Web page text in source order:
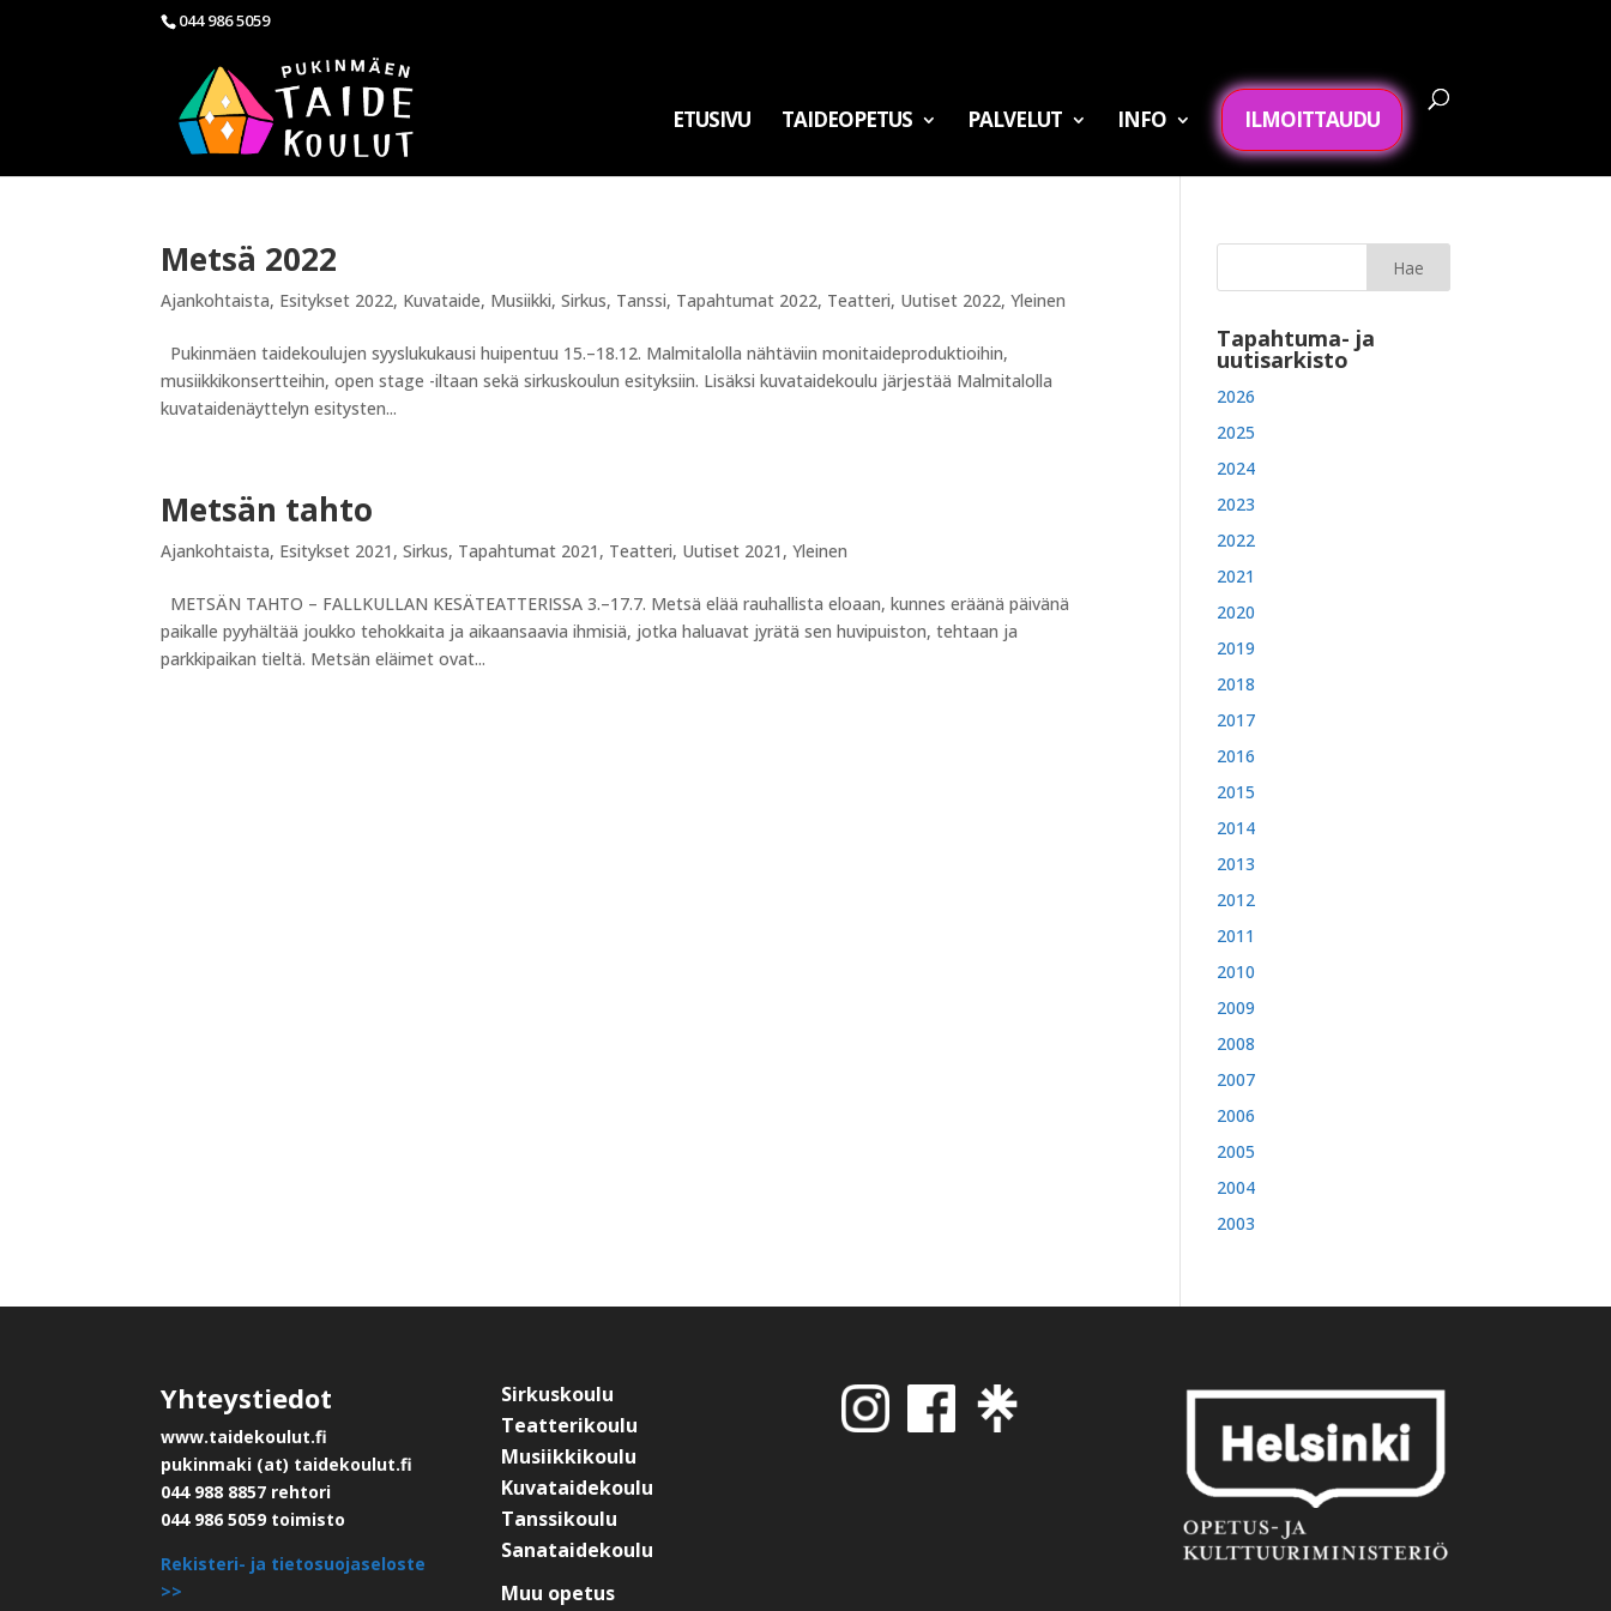
044 986 5059
ETUSIVU TAIDEOPETUS PALVELUT INFO ILMOITTAUDU
Metsä 2022
Ajankohtaista, Esitykset 2022, Kuvataide, Musiikki,Sirkus, Tanssi, Tapahtumat 2022, Teatteri, Uutiset 2022,Yleinen
Pukinmäen taidekoulujen syyslukukausi huipentuu 15.–18.12. Malmitalolla nähtäviin monitaideproduktioihin,
musiikkikonsertteihin, open stage -iltaan sekä sirkuskoulun esityksiin. Lisäksi kuvataidekoulu järjestää Malmitalolla
kuvataidenäyttelyn esitysten...
Metsän tahto
Ajankohtaista, Esitykset 2021 ,Sirkus, Tapahtumat 2021 , Teatteri, Uutiset 2021 ,Yleinen
METSÄN TAHTO – FALLKULLAN KESÄTEATTERISSA 3.–17.7. Metsä elää rauhallista eloaan, kunnes eräänä päivänä
paikalle pyyhältää joukko tehokkaita ja aikaansaavia ihmisiä, jotka haluavat jyrätä sen huvipuiston, tehtaan ja
parkkipaikan tieltä. Metsän eläimet ovat...
Tapahtuma- ja
uutisarkisto
2026
2025
2024
2023
2022
2021
2020
2019
2018
2017
2016
2015
2014
2013
2012
2011
2010
2009
2008
2007
2006
2005
2004
2003
Yhteystiedot
www.taidekoulut.fi
pukinmaki (at) taidekoulut.fi
044 988 8857 rehtori
044 986 5059 toimisto
Rekisteri- ja tietosuojaseloste
>>
Sirkuskoulu
Teatterikoulu
Musiikkikoulu
Kuvataidekoulu
Tanssikoulu
Sanataidekoulu
Muu opetus